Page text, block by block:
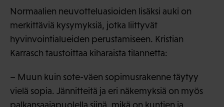
Normaalien neuvotteluasioiden lisäksi auki on
merkittäviä kysymyksiä, jotka liittyvät
hyvinvointialueiden perustamiseen. Kristian
Karrasch taustoittaa kiharaista tilannetta:
– Muun kuin sote-väen sopimusrakenne täytyy
vielä sopia. Jännitteitä ja eri näkemyksiä on myös
palkansaajapuolella siinä, mikä on kuntien ja